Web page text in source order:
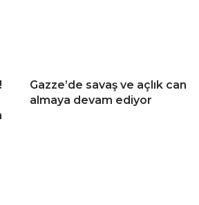
Gazze’de savaş ve açlık can
almaya devam ediyor